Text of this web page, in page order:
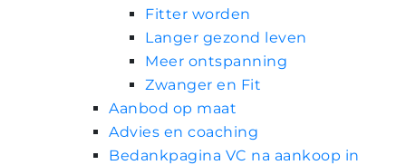
Fitter worden
Langer gezond leven
Meer ontspanning
Zwanger en Fit
Aanbod op maat
Advies en coaching
Bedankpagina VC na aankoop in